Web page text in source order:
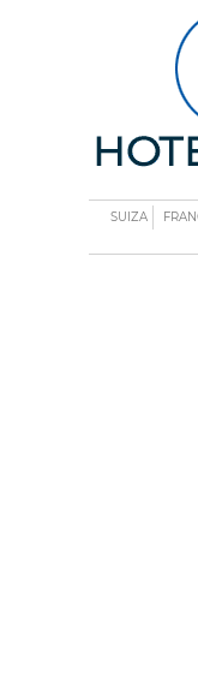
SUIZA